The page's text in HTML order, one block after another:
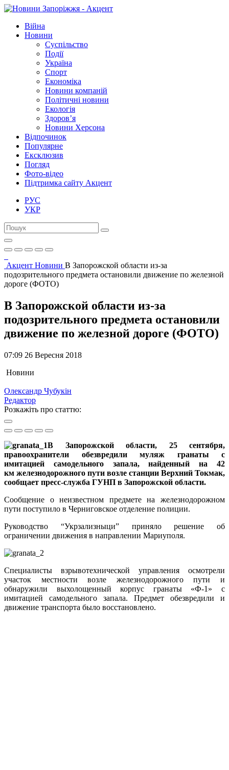
Війна
Новини
Суспільство
Події
Україна
Спорт
Економіка
Новини компаній
Політичні новини
Екологія
Здоров’я
Новини Херсона
Відпочинок
Популярне
Ексклюзив
Погляд
Фото-відео
Підтримка сайту Акцент
РУС
УКР
Акцент Новини В Запорожской области из-за
подозрительного предмета остановили движение по железной
дороге (ФОТО)
В Запорожской области из-за
подозрительного предмета остановили
движение по железной дороге (ФОТО)
07:09 26 Вересня 2018
Новини
Олександр Чубукін
Редактор
Розкажіть про статтю:
В Запорожской области, 25 сентября,
правоохранители обезвредили муляж гранаты с
имитацией самодельного запала, найденный на 42
км железнодорожного пути возле станции Верхний Токмак,
сообщает пресс-служба ГУНП в Запорожской области.
Сообщение о неизвестном предмете на железнодорожном
пути поступило в Черниговское отделение полиции.
Руководство “Укрзализныци” приняло решение об
ограничении движения в направлении Мариуполя.
Специалисты взрывотехнической управления осмотрели
участок местности возле железнодорожного пути и
обнаружили выхолощенный корпус гранаты «Ф-1» с
имитацией самодельного запала. Предмет обезвредили и
движение транспорта было восстановлено.